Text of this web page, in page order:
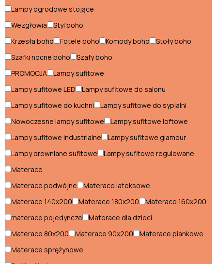
nowoczesny
skandynawski
Styl
Fotele
Komody
Krzesła
boho
Stoły boho
nocne
boho
Styl boho
Fotele boho
Komody boho
Stoły boho
Szafki nocne boho
Szafy boho
Styl glamour
Lampy ogrodowe stojące
Wezgłowia
Styl boho
Krzesła boho
Fotele boho Komody boho
Stoły boho
Szafki nocne boho
Szafy boho
PROMOCJA
Lampy sufitowe
Lampy sufitowe LED
Lampy sufitowe do salonu
Lampy sufitowe do kuchni
Lampy sufitowe do sypialni
Nowoczesne lampy sufitowe
Lampy sufitowe loftowe
Lampy sufitowe industrialne
Lampy sufitowe glamour
Lampy drewniane sufitowe
Lampy sufitowe regulowane
Materace
Materace podwójne
Materace lateksowe
Materace 140x200
Materace 180x200
Materace 160x200
materace pojedyncze
Materace dla dzieci
Materace 80x200
Materace 90x200
Materace piankowe
Materace sprężynowe